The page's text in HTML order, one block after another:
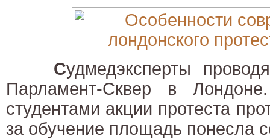
Судмедэксперты
Парламент-Сквер в
студентами акции протеста
за обучение площадь понесла